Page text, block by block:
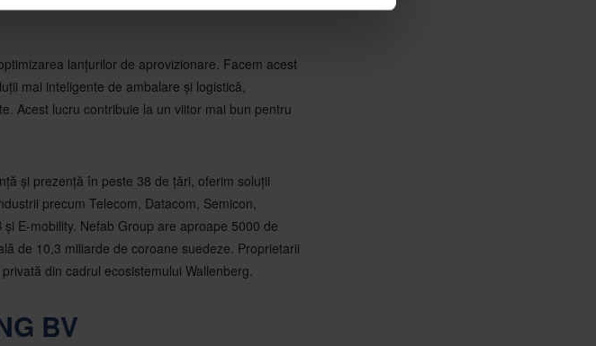
lanțurilor de aprovizionare. Facem acest
mai inteligente de ambalare și logistică,
Acest lucru contribuie la un viitor mai bun pentru
și prezență în peste 38 de țări, oferim soluții
precum Telecom, Datacom, Semicon,
E-mobility. Nefab Group are aproape 5000 de
de 10,3 miliarde de coroane suedeze. Proprietarii
din cadrul ecosistemului Wallenberg.
BV